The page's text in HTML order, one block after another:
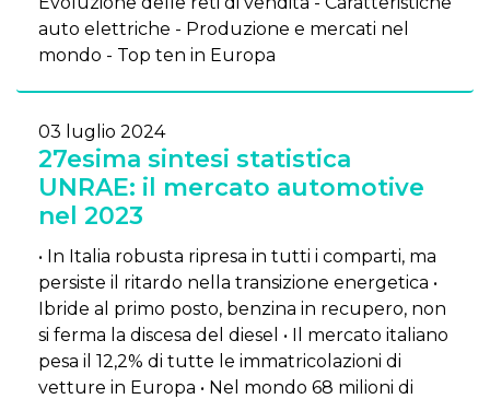
auto elettriche - Produzione e mercati nel
mondo - Top ten in Europa
03 luglio 2024
27esima sintesi statistica
UNRAE: il mercato automotive
nel 2023
• In Italia robusta ripresa in tutti i comparti, ma
persiste il ritardo nella transizione energetica •
Ibride al primo posto, benzina in recupero, non
si ferma la discesa del diesel • Il mercato italiano
pesa il 12,2% di tutte le immatricolazioni di
vetture in Europa • Nel mondo 68 milioni di